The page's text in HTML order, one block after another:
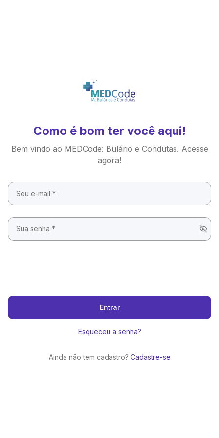
Como é bom ter você aqui!
Bem vindo ao MEDCode: Bulário e Condutas. Acesse
agora!
Entrar
Esqueceu a senha?
Ainda não tem cadastro? Cadastre-se